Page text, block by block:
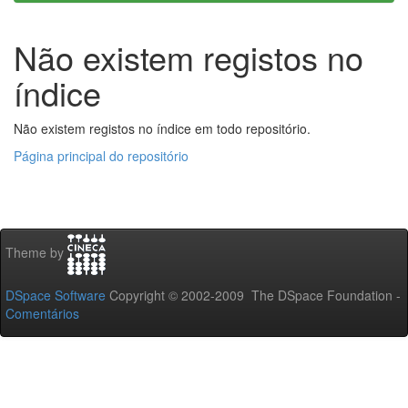
Não existem registos no
índice
Não existem registos no índice em todo repositório.
Página principal do repositório
Theme by
DSpace Software Copyright © 2002-2009 The DSpace Foundation -
Comentários